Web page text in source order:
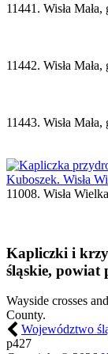
11441. Wisła
11442. Wisła
11443. Wisła
11008. Wisła
Kapliczki i
śląskie, powiat
Wayside crosses
County.
Województwo
p427